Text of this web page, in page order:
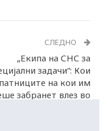
СЛЕДНО
„Екипа на СНС за
задачи“: Кои
на кои им
забранет влез во